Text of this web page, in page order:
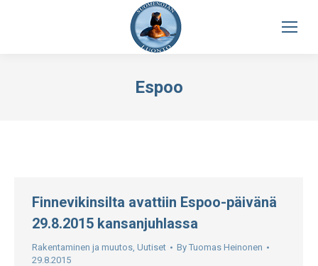
Espoo
Finnevikinsilta avattiin Espoo-päivänä
29.8.2015 kansanjuhlassa
Rakentaminen ja muutos, Uutiset By Tuomas Heinonen
29.8.2015